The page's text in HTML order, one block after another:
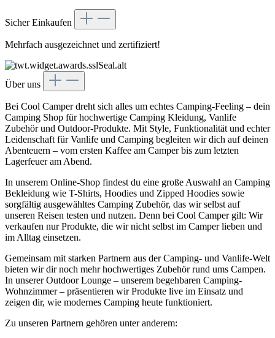
Sicher Einkaufen
Mehrfach ausgezeichnet und zertifiziert!
Über uns
Bei Cool Camper dreht sich alles um echtes Camping-Feeling – dein
Camping Shop für hochwertige Camping Kleidung, Vanlife
Zubehör und Outdoor-Produkte. Mit Style, Funktionalität und echter
Leidenschaft für Vanlife und Camping begleiten wir dich auf deinen
Abenteuern – vom ersten Kaffee am Camper bis zum letzten
Lagerfeuer am Abend.
In unserem Online-Shop findest du eine große Auswahl an Camping
Bekleidung wie T-Shirts, Hoodies und Zipped Hoodies sowie
sorgfältig ausgewähltes Camping Zubehör, das wir selbst auf
unseren Reisen testen und nutzen. Denn bei Cool Camper gilt: Wir
verkaufen nur Produkte, die wir nicht selbst im Camper lieben und
im Alltag einsetzen.
Gemeinsam mit starken Partnern aus der Camping- und Vanlife-Welt
bieten wir dir noch mehr hochwertiges Zubehör rund ums Campen.
In unserer Outdoor Lounge – unserem begehbaren Camping-
Wohnzimmer – präsentieren wir Produkte live im Einsatz und
zeigen dir, wie modernes Camping heute funktioniert.
Zu unseren Partnern gehören unter anderem: